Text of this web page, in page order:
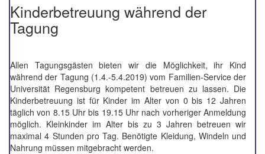
Kinderbetreuung während der
Tagung
Allen Tagungsgästen bieten wir die Möglichkeit, ihr Kind
während der Tagung (1.4.-5.4.2019) vom Familien-Service der
Universität Regensburg kompetent betreuen zu lassen. Die
Kinderbetreuung ist für Kinder im Alter von 0 bis 12 Jahren
täglich von 8.15 Uhr bis 19.15 Uhr nach vorheriger Anmeldung
möglich. Kleinkinder im Alter bis zu 3 Jahren betreuen wir
maximal 4 Stunden pro Tag. Benötigte Kleidung, Windeln und
Nahrung müssen mitgebracht werden.